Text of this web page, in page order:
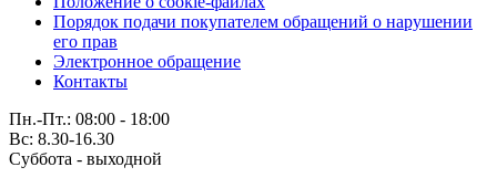
Порядок подачи покупателем обращений о нарушении
его прав
Электронное обращение
Контакты
Пн.-Пт.: 08:00 - 18:00
Вс: 8.30-16.30
Суббота - выходной